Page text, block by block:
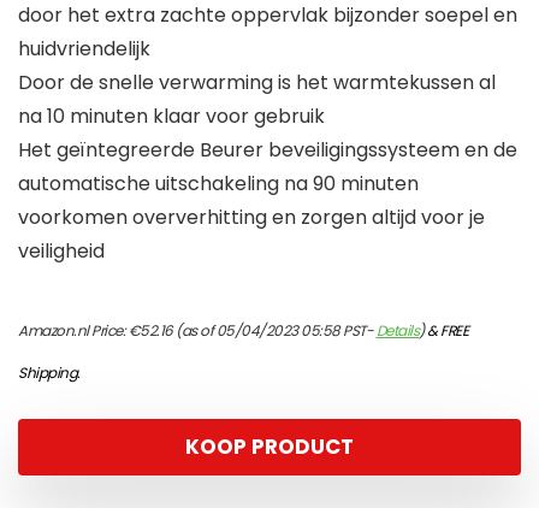
door het extra zachte oppervlak bijzonder soepel en
huidvriendelijk
Door de snelle verwarming is het warmtekussen al
na 10 minuten klaar voor gebruik
Het geïntegreerde Beurer beveiligingssysteem en de
automatische uitschakeling na 90 minuten
voorkomen oververhitting en zorgen altijd voor je
veiligheid
Amazon.nl Price:€52.16(as of 05/04/2023 05:58 PST-Details)&FREE
Shipping.
KOOP PRODUCT